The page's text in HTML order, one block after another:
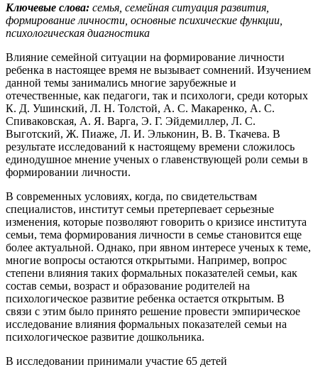
Ключевые слова: семья, семейная ситуация развития,
формирование личности, основные психические функции,
психологическая диагностика
Влияние семейной ситуации на формирование личности
ребенка в настоящее время не вызывает сомнений. Изучением
данной темы занимались многие зарубежные и
отечественные, как педагоги, так и психологи, среди которых
К. Д. Ушинский, Л. Н. Толстой, А. С. Макаренко, А. С.
Спиваковская, А. Я. Варга, Э. Г. Эйдемиллер, Л. С.
Выготский, Ж. Пиаже, Л. И. Эльконин, В. В. Ткачева. В
результате исследований к настоящему времени сложилось
единодушное мнение ученых о главенствующей роли семьи в
формировании личности.
В современных условиях, когда, по свидетельствам
специалистов, институт семьи претерпевает серьезные
изменения, которые позволяют говорить о кризисе института
семьи, тема формирования личности в семье становится еще
более актуальной. Однако, при явном интересе ученых к теме,
многие вопросы остаются открытыми. Например, вопрос
степени влияния таких формальных показателей семьи, как
состав семьи, возраст и образование родителей на
психологическое развитие ребенка остается открытым. В
связи с этим было принято решение провести эмпирическое
исследование влияния формальных показателей семьи на
психологическое развитие дошкольника.
В исследовании принимали участие 65 детей